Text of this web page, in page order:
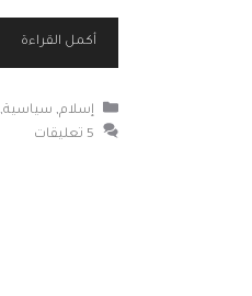
أكمل القراءة
التصنيفات
إسلام, سياسية,
5 تعليقات